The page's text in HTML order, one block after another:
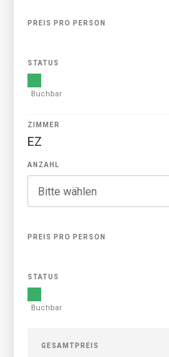
PREIS PRO PERSON
STATUS
Buchbar
ZIMMER
EZ
ANZAHL
PREIS PRO PERSON
STATUS
Buchbar
GESAMTPREIS